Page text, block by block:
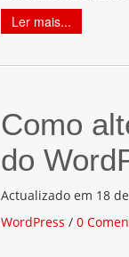
Ler mais...
Como
do
Actualizado em 18
WordPress / 0